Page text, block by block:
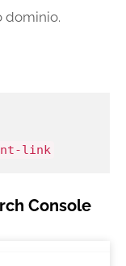
dominio.
link
Console